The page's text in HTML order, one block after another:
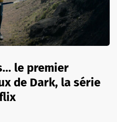
le premier
de Dark, la série